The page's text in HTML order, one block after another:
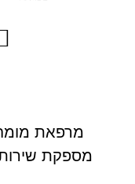
מרפאת
מספקת